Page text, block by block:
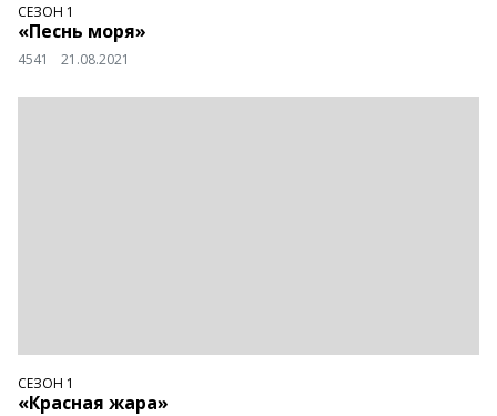
СЕЗОН 1
«Песнь моря»
4541 21.08.2021
СЕЗОН 1
«Красная жара»